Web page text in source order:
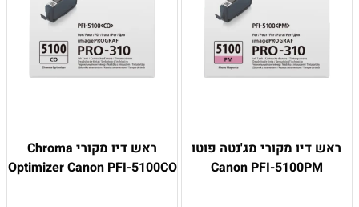
ראש דיו מקורי מג'נטה פוטו
Canon PFI-5100PM
ראש דיו מקורי Chroma
Optimizer Canon PFI-5100CO